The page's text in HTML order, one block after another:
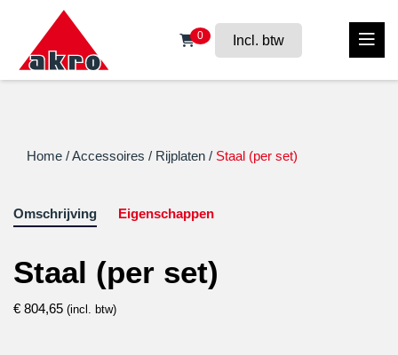
0 Incl. btw
Home /Accessoires / Rijplaten / Staal (per set)
Omschrijving Eigenschappen
Staal (per set)
€ 804,65 (incl. btw)